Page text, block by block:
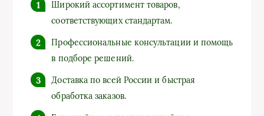
Широкий ассортимент товаров,
соответствующих стандартам.
Профессиональные консультации и помощь
в подборе решений.
Доставка по всей России и быстрая
обработка заказов.